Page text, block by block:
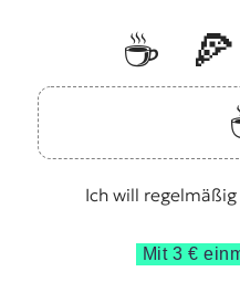
☕️ 🍕
Ich will
Mit 3 €